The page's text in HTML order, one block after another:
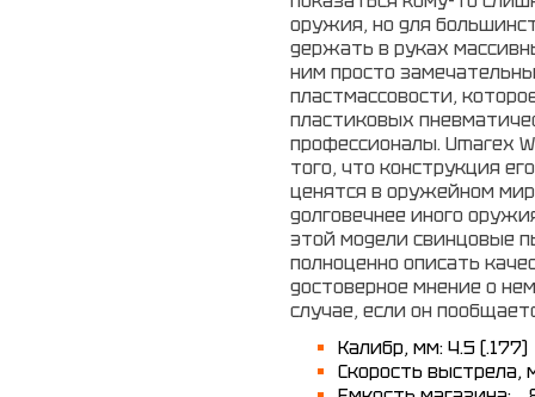
оружия, но для
держать в руках
ним просто
пластмассовости,
пластиковых
профессионалы. Umarex
того, что конструкция
ценятся в оружейном
долговечнее иного
этой модели свинцовые
полноценно описать
достоверное мнение о
случае, если он
Калибр, мм: 4.5 (.177)
Скорость выстрела,